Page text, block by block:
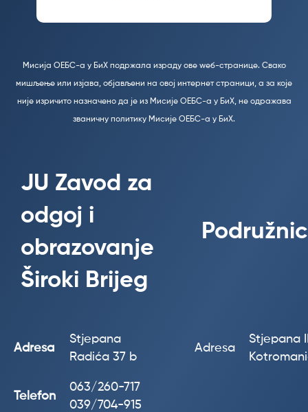
Мисија ОЕБС-а у БиХ подржала израду ове wеб-странице. Свако
мишљење или изјава, објављени на овој интернет страници, а за које
није изричито назначено да је из Мисије ОЕБС-а у БиХ, не одражава
званичну политику Мисије ОЕБС-а у БиХ.
JU Zavod za
odgoj i
obrazovanje
Široki Brijeg
Adresa
Stjepana
Radića 37 b
Adresa
Stjepana
Telefon
063/260-717
039/704-915